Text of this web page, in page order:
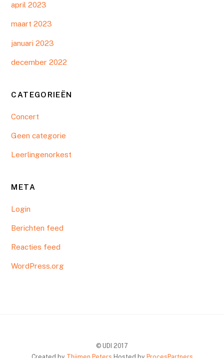
april 2023
maart 2023
januari 2023
december 2022
CATEGORIEËN
Concert
Geen categorie
Leerlingenorkest
META
Login
Berichten feed
Reacties feed
WordPress.org
© UDI 2017
Created by Thijmen Peters Hosted by ProcesPartners